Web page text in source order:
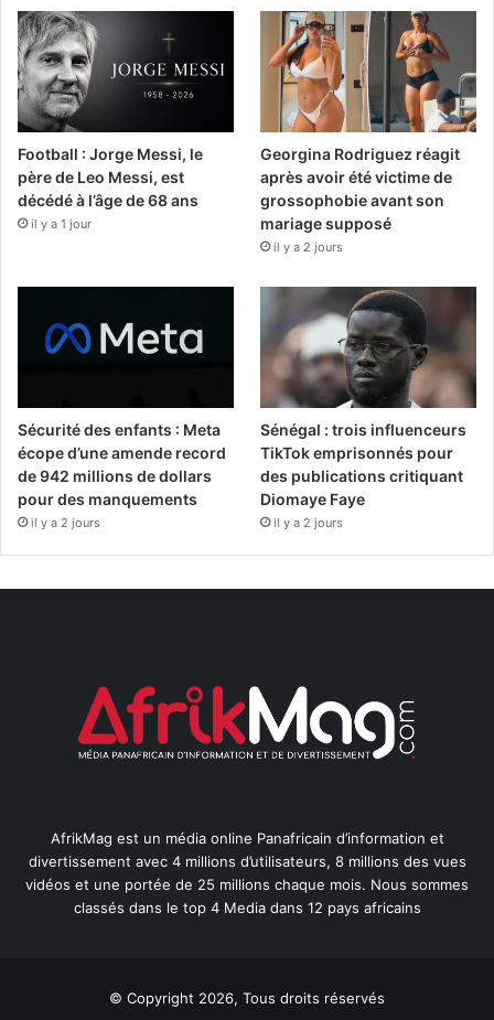
Football : Jorge Messi, le
père de Leo Messi, est
décédé à l’âge de 68 ans
il y a 1 jour
Georgina Rodriguez réagit
après avoir été victime de
grossophobie avant son
mariage supposé
il y a 2 jours
Sécurité des enfants : Meta
écope d’une amende record
de 942 millions de dollars
pour des manquements
il y a 2 jours
Sénégal : trois influenceurs
TikTok emprisonnés pour
des publications critiquant
Diomaye Faye
il y a 2 jours
AfrikMag est un média online Panafricain d’information et
divertissement avec 4 millions d’utilisateurs, 8 millions des vues
vidéos et une portée de 25 millions chaque mois. Nous sommes
classés dans le top 4 Media dans 12 pays africains
© Copyright 2026, Tous droits réservés